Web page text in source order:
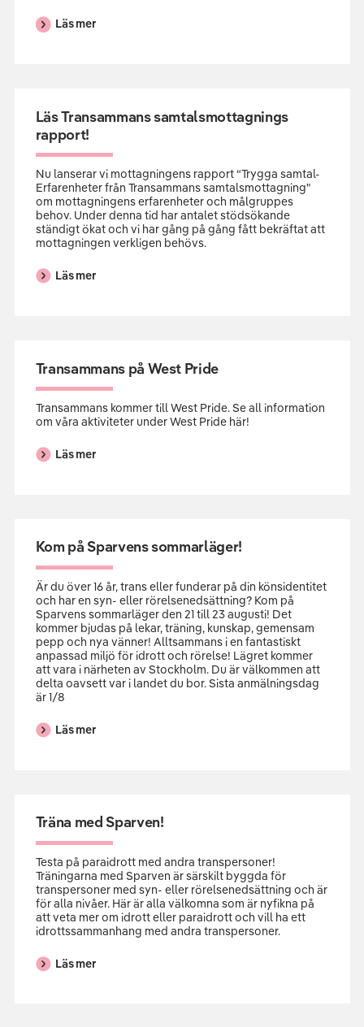
Läs mer
Läs Transammans samtalsmottagnings
rapport!
Nu lanserar vi mottagningens rapport “Trygga samtal-
Erfarenheter från Transammans samtalsmottagning"
om mottagningens erfarenheter och målgruppes
behov. Under denna tid har antalet stödsökande
ständigt ökat och vi har gång på gång fått bekräftat att
mottagningen verkligen behövs.
Läs mer
Transammans på West Pride
Transammans kommer till West Pride. Se all information
om våra aktiviteter under West Pride här!
Läs mer
Kom på Sparvens sommarläger!
Är du över 16 år, trans eller funderar på din könsidentitet
och har en syn- eller rörelsenedsättning? Kom på
Sparvens sommarläger den 21 till 23 augusti! Det
kommer bjudas på lekar, träning, kunskap, gemensam
pepp och nya vänner! Alltsammans i en fantastiskt
anpassad miljö för idrott och rörelse! Lägret kommer
att vara i närheten av Stockholm. Du är välkommen att
delta oavsett var i landet du bor. Sista anmälningsdag
är 1/8
Läs mer
Träna med Sparven!
Testa på paraidrott med andra transpersoner!
Träningarna med Sparven är särskilt byggda för
transpersoner med syn- eller rörelsenedsättning och är
för alla nivåer. Här är alla välkomna som är nyfikna på
att veta mer om idrott eller paraidrott och vill ha ett
idrottssammanhang med andra transpersoner.
Läs mer